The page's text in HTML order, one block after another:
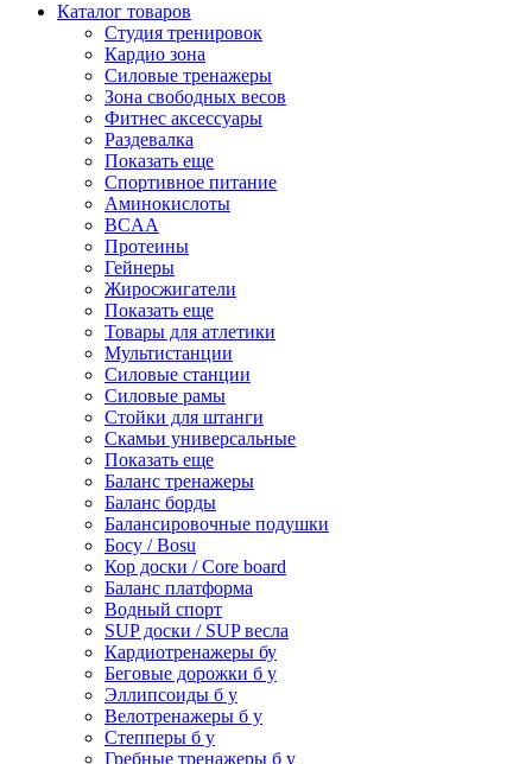
Каталог товаров
Студия тренировок
Кардио зона
Силовые тренажеры
Зона свободных весов
Фитнес аксессуары
Раздевалка
Показать еще
Спортивное питание
Аминокислоты
BCAA
Протеины
Гейнеры
Жиросжигатели
Показать еще
Товары для атлетики
Мультистанции
Силовые станции
Силовые рамы
Стойки для штанги
Скамьи универсальные
Показать еще
Баланс тренажеры
Баланс борды
Балансировочные подушки
Босу / Bosu
Кор доски / Core board
Баланс платформа
Водный спорт
SUP доски / SUP весла
Кардиотренажеры бу
Беговые дорожки б у
Эллипсоиды б у
Велотренажеры б у
Степперы б у
Гребные тренажеры б у